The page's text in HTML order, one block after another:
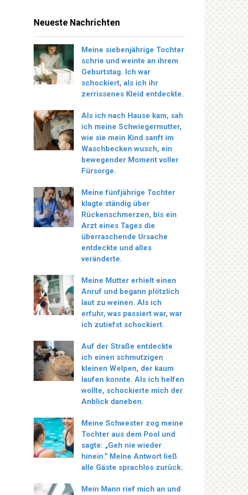
Neueste Nachrichten
Meine siebenjährige Tochter
schrie und weinte an ihrem
Geburtstag. Ich war
schockiert, als ich ihr
zerrissenes Kleid entdeckte.
Als ich nach Hause kam, sah
ich meine Schwiegermutter,
wie sie mein Kind sanft im
Waschbecken wusch, ein
bewegender Moment voller
Fürsorge.
Meine fünfjährige Tochter
klagte ständig über
Rückenschmerzen, bis ein
Arzt eines Tages die
überraschende Ursache
entdeckte und alles
veränderte.
Meine Mutter erhielt einen
Anruf und begann plötzlich
laut zu weinen. Als ich
erfuhr, was passiert war, war
ich zutiefst schockiert.
Auf der Straße entdeckte
ich einen schmutzigen
kleinen Welpen, der kaum
laufen konnte. Als ich helfen
wollte, schockierte mich der
Anblick daneben.
Meine Schwester zog meine
Tochter aus dem Pool und
sagte: „Geh nie wieder
hinein.“ Meine Antwort ließ
alle Gäste sprachlos zurück.
Mein Mann rief mich an und